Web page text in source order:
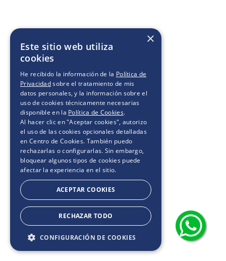
×
Este sitio web utiliza
cookies
He recibido la información de la Política de
Privacidadsobre el tratamiento de mis
datos personales, y la información sobre el
uso de cookies técnicamente necesarias
disponible en la Política de Cookies.
Al hacer clic en "Aceptar cookies", autorizo
el uso de las cookies opcionales detalladas
en Centro de Cookies. También puedo
rechazarlas o configurarlas. Sin embargo,
bloquear algunos tipos de cookies puede
afectar la experiencia en el sitio.
ACEPTAR COOKIES
RECHAZAR TODO
CONFIGURACIÓN DE COOKIES